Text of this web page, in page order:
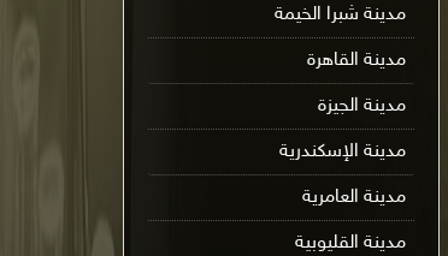
مدينة شبرا الخيمة
مدينة القاهرة
مدينة الجيزة
مدينة الإسكندرية
مدينة العامرية
مدينة القليوبية